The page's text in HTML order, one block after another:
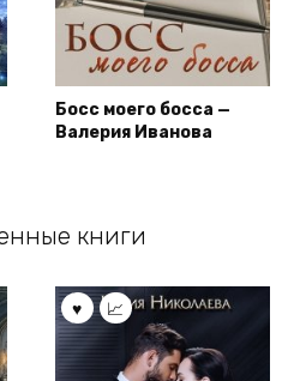
Босс моего босса —
Валерия Иванова
книги